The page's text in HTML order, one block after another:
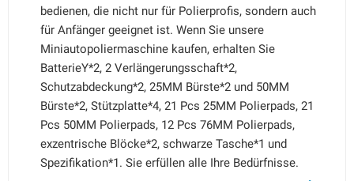
bedienen, die nicht nur für Polierprofis, sondern auch
für Anfänger geeignet ist. Wenn Sie unsere
Miniautopoliermaschine kaufen, erhalten Sie
BatterieY*2, 2 Verlängerungsschaft*2,
Schutzabdeckung*2, 25MM Bürste*2 und 50MM
Bürste*2, Stützplatte*4, 21 Pcs 25MM Polierpads, 21
Pcs 50MM Polierpads, 12 Pcs 76MM Polierpads,
exzentrische Blöcke*2, schwarze Tasche*1 und
Spezifikation*1. Sie erfüllen alle Ihre Bedürfnisse.